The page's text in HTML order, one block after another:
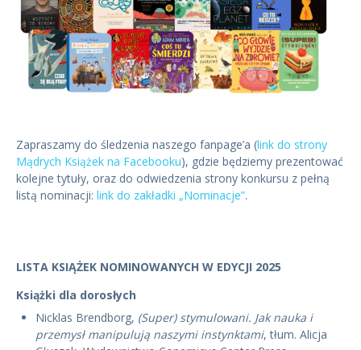
Zapraszamy do śledzenia naszego fanpage’a (link do strony
Mądrych Książek na Facebooku), gdzie będziemy prezentować
kolejne tytuły, oraz do odwiedzenia strony konkursu z pełną
listą nominacji: link do zakładki „Nominacje”.
LISTA KSIĄŻEK NOMINOWANYCH W EDYCJI 2025
Książki dla dorosłych
Nicklas Brendborg, (Super) stymulowani. Jak nauka i
przemysł manipulują naszymi instynktami, tłum. Alicja